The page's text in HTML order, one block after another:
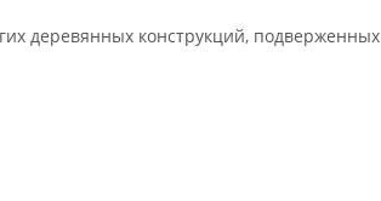
деревянных конструкций, подверженных